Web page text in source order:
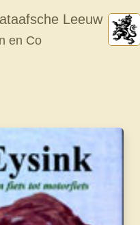
Leeuw
en Co